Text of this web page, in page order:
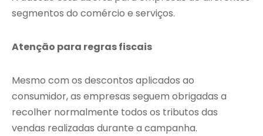
segmentos do comércio e serviços.
Atenção para regras fiscais
Mesmo com os descontos aplicados ao
consumidor, as empresas seguem obrigadas a
recolher normalmente todos os tributos das
vendas realizadas durante a campanha.